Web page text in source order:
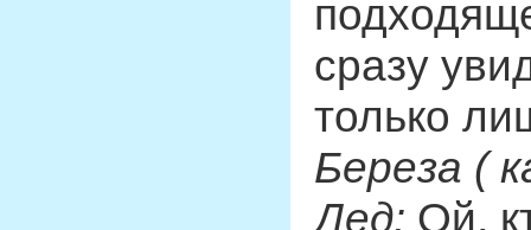
сразу
только
Береза (
Дед: Ой,